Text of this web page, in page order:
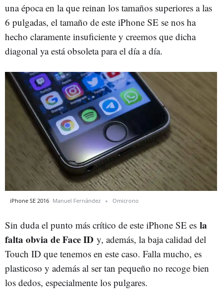
una época en la que reinan los tamaños superiores a las
6 pulgadas, el tamaño de este iPhone SE se nos ha
hecho claramente insuficiente y creemos que dicha
diagonal ya está obsoleta para el día a día.
iPhone SE 2016 Manuel Fernández Omicrono
Sin duda el punto más crítico de este iPhone SE es la
falta obvia de Face ID y, además, la baja calidad del
Touch ID que tenemos en este caso. Falla mucho, es
plasticoso y además al ser tan pequeño no recoge bien
los dedos, especialmente los pulgares.